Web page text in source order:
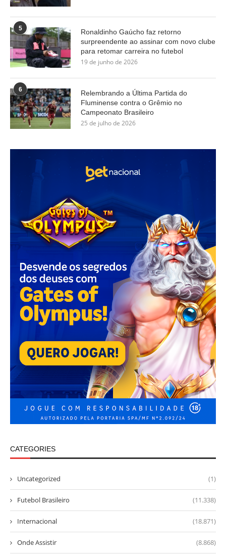
5
Ronaldinho Gaúcho faz retorno
surpreendente ao assinar com novo clube
para retomar carreira no futebol
19 de junho de 2026
6
Relembrando a Última Partida do
Fluminense contra o Grêmio no
Campeonato Brasileiro
25 de julho de 2026
CATEGORIES
Uncategorized (1)
Futebol Brasileiro (11.338)
Internacional (18.871)
Onde Assistir (8.868)